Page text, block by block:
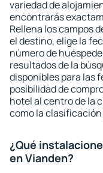
variedad de
encontrarás
Rellena los campos
el destino, elige la
número de
resultados de la
disponibles para las
posibilidad de
hotel al centro de la
como la
¿Qué
en Vianden?